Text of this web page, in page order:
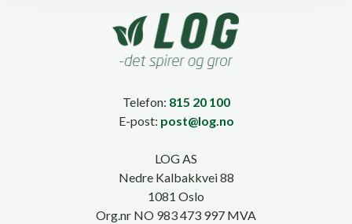
Telefon: 815 20 100
E-post: post@log.no
LOG AS
Nedre Kalbakkvei 88
1081 Oslo
Org.nr NO 983 473 997 MVA